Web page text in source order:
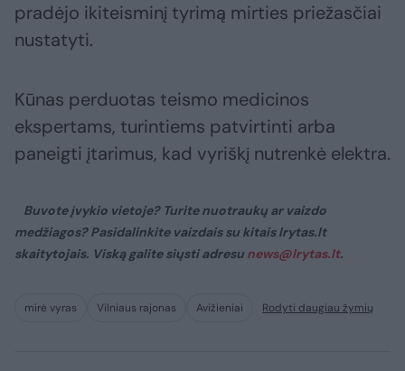
pradėjo ikiteisminį tyrimą mirties priežasčiai
nustatyti.
Kūnas perduotas teismo medicinos
ekspertams, turintiems patvirtinti arba
paneigti įtarimus, kad vyriškį nutrenkė elektra.
Buvote įvykio vietoje? Turite nuotraukų ar vaizdo
medžiagos? Pasidalinkite vaizdais su kitais lrytas.lt
skaitytojais. Viską galite siųsti adresu news@lrytas.lt.
mirė vyras Vilniaus rajonas Avižieniai Rodyti daugiau žymių